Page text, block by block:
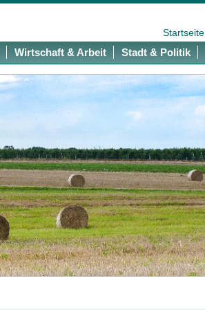
Startseite
Wirtschaft & Arbeit Stadt & Politik